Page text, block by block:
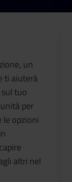
un
ti aiuterà
tuo
per
le opzioni
altri nel